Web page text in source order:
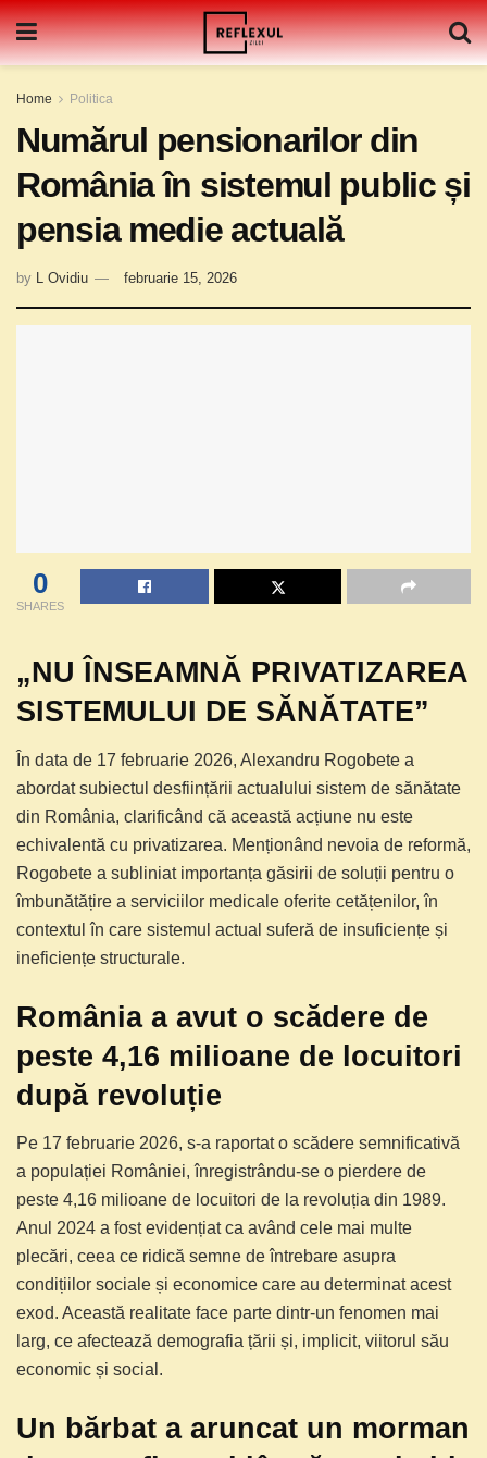
Home Politica
Numărul pensionarilor din
România în sistemul public și
pensia medie actuală
by L Ovidiu februarie 15, 2026
0
SHARES
„NU ÎNSEAMNĂ PRIVATIZAREA
SISTEMULUI DE SĂNĂTATE”
În data de 17 februarie 2026, Alexandru Rogobete a
abordat subiectul desființării actualului sistem de sănătate
din România, clarificând că această acțiune nu este
echivalentă cu privatizarea. Menționând nevoia de reformă,
Rogobete a subliniat importanța găsirii de soluții pentru o
îmbunătățire a serviciilor medicale oferite cetățenilor, în
contextul în care sistemul actual suferă de insuficiențe și
ineficiențe structurale.
România a avut o scădere de
peste 4,16 milioane de locuitori
după revoluție
Pe 17 februarie 2026, s-a raportat o scădere semnificativă
a populației României, înregistrându-se o pierdere de
peste 4,16 milioane de locuitori de la revoluția din 1989.
Anul 2024 a fost evidențiat ca având cele mai multe
plecări, ceea ce ridică semne de întrebare asupra
condițiilor sociale și economice care au determinat acest
exod. Această realitate face parte dintr-un fenomen mai
larg, ce afectează demografia țării și, implicit, viitorul său
economic și social.
Un bărbat a aruncat un morman